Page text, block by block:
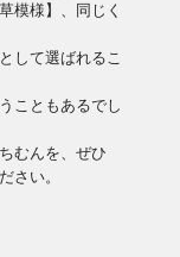
模様】、同じく
して選ばれるこ
こともあるでし
むんを、ぜひ
さい。